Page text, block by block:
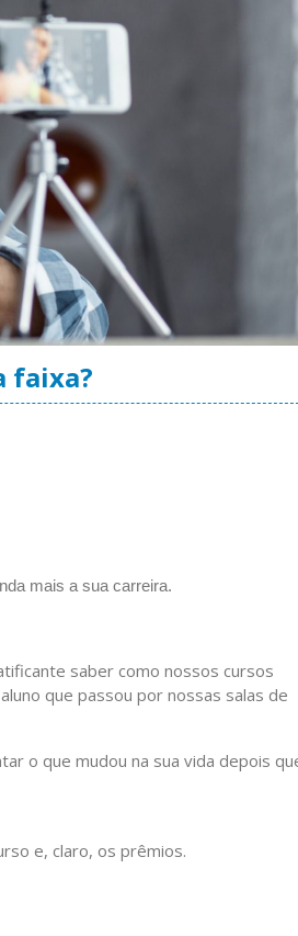
faixa?
mais a sua carreira.
saber como nossos cursos
que passou por nossas salas de
o que mudou na sua vida depois
e, claro, os prêmios.